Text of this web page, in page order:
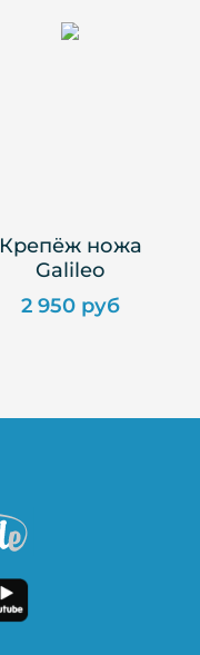
Крепёж ножа
Galileo
2 950 руб